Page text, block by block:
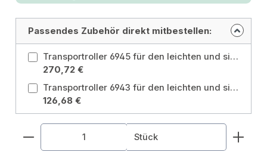
Passendes Zubehör direkt mitbestellen:
Transportroller 6945 für den leichten und sicheren Transport von schweren Gegenständen wie Behälter
270,72 €
Transportroller 6943 für den leichten und sicheren Transport von schweren Gegenständen wie Behälter, Kisten, Maschinen
126,68 €
Produkt Anzahl: Gib den gewünschten Wert
Stück